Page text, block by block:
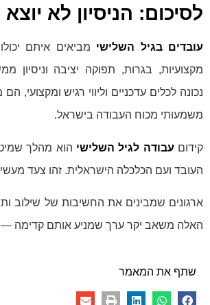
לסיכום: הניסיון לא
עובדים בגיל השלישי מביאים איתם
מקצועיות, בגרות, תפוקה יציבה וניסיון
נכונה לכלים עדכניים וליווי רגיש ומקצועי,
משמעותי מכוח העבודה בישראל.
קידום עבודה לגיל השלישי הוא מהלך
העובד ועם הכלכלה הישראלית. זהו צעד
ארגונים שמבינים את החשיבות של שילוב
האלה משאב יקר ערך שמניע אותם קדימה —
שתף את המאמר